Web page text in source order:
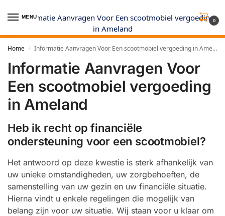
MENU
0
Home / Informatie Aanvragen Voor Een scootmobiel vergoeding in Ameland
Informatie Aanvragen Voor
Een scootmobiel vergoeding
in Ameland
Heb ik recht op financiële
ondersteuning voor een scootmobiel?
Het antwoord op deze kwestie is sterk afhankelijk van
uw unieke omstandigheden, uw zorgbehoeften, de
samenstelling van uw gezin en uw financiële situatie.
Hierna vindt u enkele regelingen die mogelijk van
belang zijn voor uw situatie. Wij staan voor u klaar om